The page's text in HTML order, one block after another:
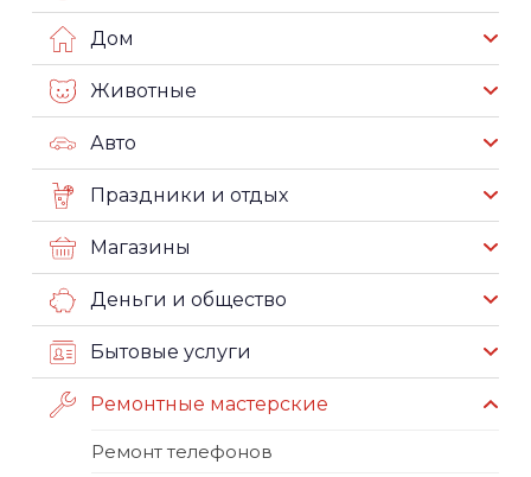
Дом
Животные
Авто
Праздники и отдых
Магазины
Деньги и общество
Бытовые услуги
Ремонтные мастерские
Ремонт телефонов